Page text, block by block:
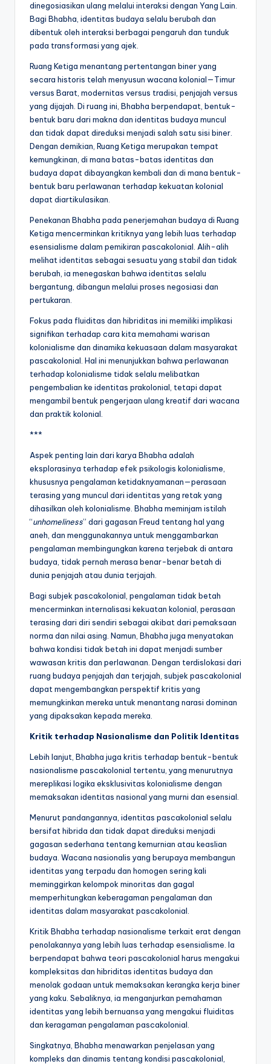
dinegosiasikan ulang melalui interaksi dengan Yang Lain.
Bagi Bhabha, identitas budaya selalu berubah dan
dibentuk oleh interaksi berbagai pengaruh dan tunduk
pada transformasi yang ajek.
Ruang Ketiga menantang pertentangan biner yang
secara historis telah menyusun wacana kolonial—Timur
versus Barat, modernitas versus tradisi, penjajah versus
yang dijajah. Di ruang ini, Bhabha berpendapat, bentuk-
bentuk baru dari makna dan identitas budaya muncul
dan tidak dapat direduksi menjadi salah satu sisi biner.
Dengan demikian, Ruang Ketiga merupakan tempat
kemungkinan, di mana batas-batas identitas dan
budaya dapat dibayangkan kembali dan di mana bentuk-
bentuk baru perlawanan terhadap kekuatan kolonial
dapat diartikulasikan.
Penekanan Bhabha pada penerjemahan budaya di Ruang
Ketiga mencerminkan kritiknya yang lebih luas terhadap
esensialisme dalam pemikiran pascakolonial. Alih-alih
melihat identitas sebagai sesuatu yang stabil dan tidak
berubah, ia menegaskan bahwa identitas selalu
bergantung, dibangun melalui proses negosiasi dan
pertukaran.
Fokus pada fluiditas dan hibriditas ini memiliki implikasi
signifikan terhadap cara kita memahami warisan
kolonialisme dan dinamika kekuasaan dalam masyarakat
pascakolonial. Hal ini menunjukkan bahwa perlawanan
terhadap kolonialisme tidak selalu melibatkan
pengembalian ke identitas prakolonial, tetapi dapat
mengambil bentuk pengerjaan ulang kreatif dari wacana
dan praktik kolonial.
***
Aspek penting lain dari karya Bhabha adalah
eksplorasinya terhadap efek psikologis kolonialisme,
khususnya pengalaman ketidaknyamanan—perasaan
terasing yang muncul dari identitas yang retak yang
dihasilkan oleh kolonialisme. Bhabha meminjam istilah
“unhomeliness” dari gagasan Freud tentang hal yang
aneh, dan menggunakannya untuk menggambarkan
pengalaman membingungkan karena terjebak di antara
budaya, tidak pernah merasa benar-benar betah di
dunia penjajah atau dunia terjajah.
Bagi subjek pascakolonial, pengalaman tidak betah
mencerminkan internalisasi kekuatan kolonial, perasaan
terasing dari diri sendiri sebagai akibat dari pemaksaan
norma dan nilai asing. Namun, Bhabha juga menyatakan
bahwa kondisi tidak betah ini dapat menjadi sumber
wawasan kritis dan perlawanan. Dengan terdislokasi dari
ruang budaya penjajah dan terjajah, subjek pascakolonial
dapat mengembangkan perspektif kritis yang
memungkinkan mereka untuk menantang narasi dominan
yang dipaksakan kepada mereka.
Kritik terhadap Nasionalisme dan Politik Identitas
Lebih lanjut, Bhabha juga kritis terhadap bentuk-bentuk
nasionalisme pascakolonial tertentu, yang menurutnya
mereplikasi logika eksklusivitas kolonialisme dengan
memaksakan identitas nasional yang murni dan esensial.
Menurut pandangannya, identitas pascakolonial selalu
bersifat hibrida dan tidak dapat direduksi menjadi
gagasan sederhana tentang kemurnian atau keaslian
budaya. Wacana nasionalis yang berupaya membangun
identitas yang terpadu dan homogen sering kali
meminggirkan kelompok minoritas dan gagal
memperhitungkan keberagaman pengalaman dan
identitas dalam masyarakat pascakolonial.
Kritik Bhabha terhadap nasionalisme terkait erat dengan
penolakannya yang lebih luas terhadap esensialisme. Ia
berpendapat bahwa teori pascakolonial harus mengakui
kompleksitas dan hibriditas identitas budaya dan
menolak godaan untuk memaksakan kerangka kerja biner
yang kaku. Sebaliknya, ia menganjurkan pemahaman
identitas yang lebih bernuansa yang mengakui fluiditas
dan keragaman pengalaman pascakolonial.
Singkatnya, Bhabha menawarkan penjelasan yang
kompleks dan dinamis tentang kondisi pascakolonial,